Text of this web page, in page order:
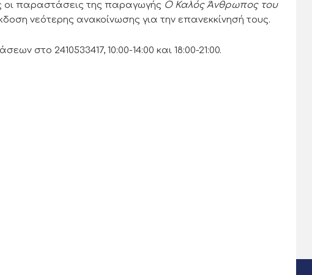
οι παραστάσεις της παραγωγής Ο Καλός Άνθρωπος του
νεότερης ανακοίνωσης για την επανεκκίνησή τους.
στο 2410533417, 10:00-14:00 και 18:00-21:00.